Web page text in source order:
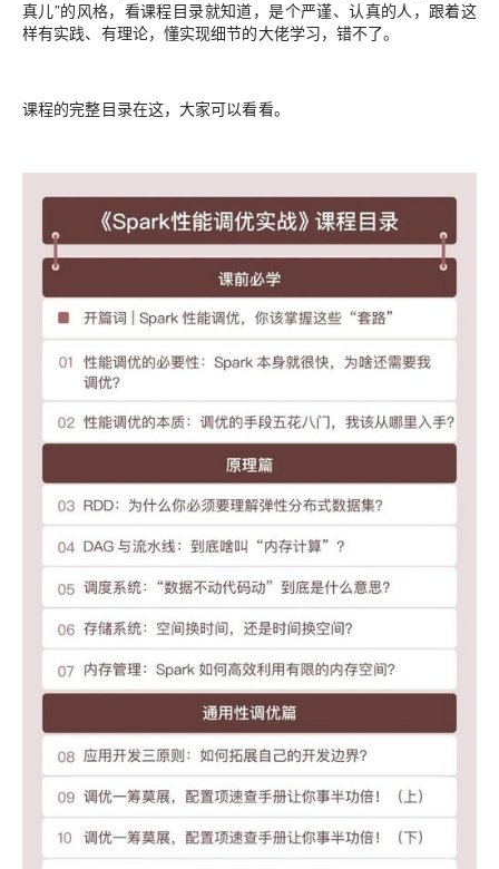
真儿”的风格，看课程目录就知道，是个严谨、认真的人，跟着这
样有实践、有理论，懂实现细节的大佬学习，错不了。
课程的完整目录在这，大家可以看看。